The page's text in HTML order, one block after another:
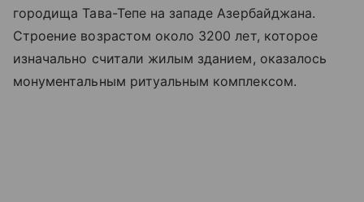
городища Тава-Тепе на западе Азербайджана.
Строение возрастом около 3200 лет, которое
изначально считали жилым зданием, оказалось
монументальным ритуальным комплексом.